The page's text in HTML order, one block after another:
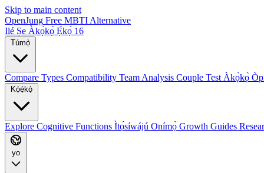
Skip to main content
OpenJung Free MBTI Alternative
Ilé Ṣe Àkọ̀kọ̀ Ẹ̀kọ́ 16
Compare Types Compatibility Team Analysis Couple Test Àkọ̀kọ̀
Explore Cognitive Functions Ìtọ́síwájú Onímọ̀ Growth Guides
yo